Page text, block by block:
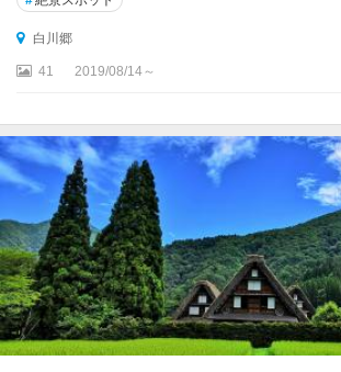
白川郷
41 2019/08/14～